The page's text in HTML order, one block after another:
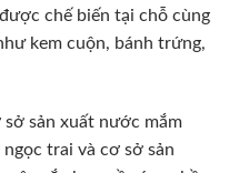
chế biến tại chỗ cùng
kem cuộn, bánh trứng,
sở sản xuất nước mắm
trai và cơ sở sản